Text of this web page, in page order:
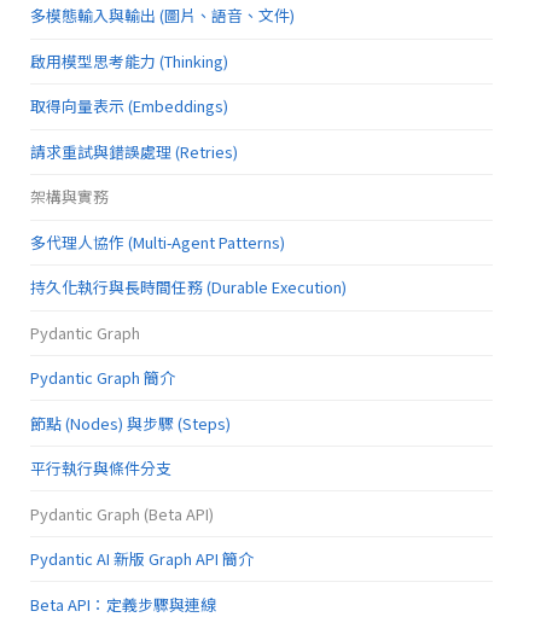
多模態輸入與輸出 (圖片、語音、文件)
啟用模型思考能力 (Thinking)
取得向量表示 (Embeddings)
請求重試與錯誤處理 (Retries)
架構與實務
多代理人協作 (Multi-Agent Patterns)
持久化執行與長時間任務 (Durable Execution)
Pydantic Graph
Pydantic Graph 簡介
節點 (Nodes) 與步驟 (Steps)
平行執行與條件分支
Pydantic Graph (Beta API)
Pydantic AI 新版 Graph API 簡介
Beta API：定義步驟與連線